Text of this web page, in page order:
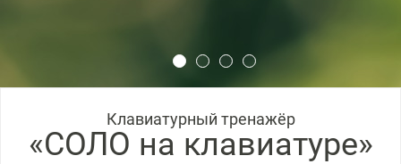
Клавиатурный тренажёр
«СОЛО на клавиатуре»